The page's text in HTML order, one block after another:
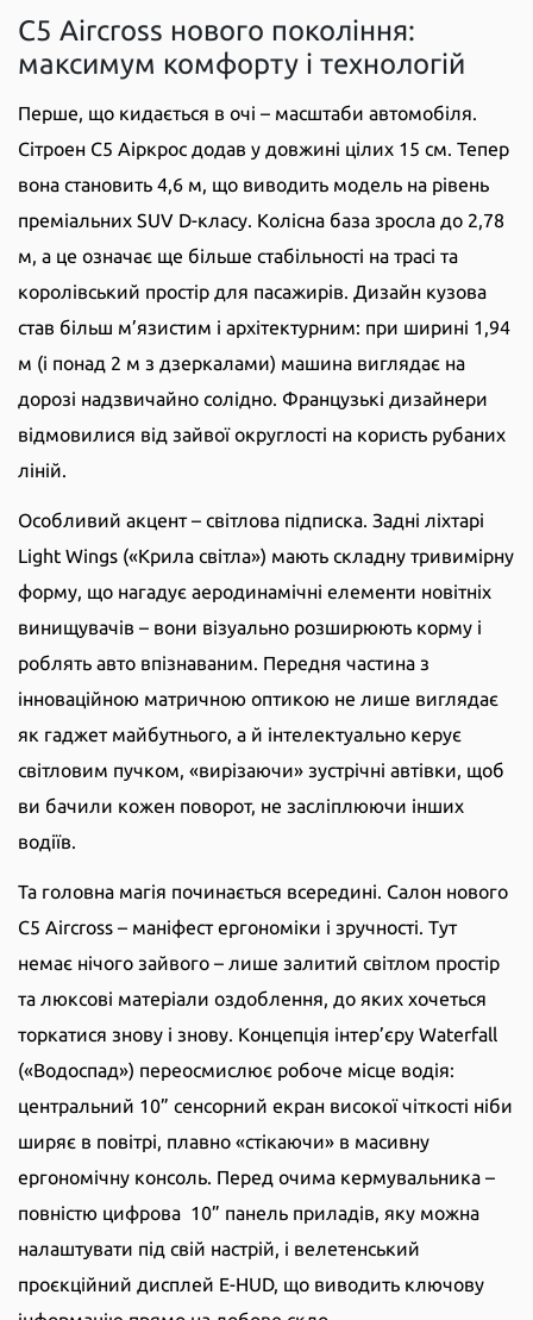
C5 Aircross нового покоління:
максимум комфорту і технологій
Перше, що кидається в очі – масштаби автомобіля.
Сітроен С5 Аіркрос додав у довжині цілих 15 см. Тепер
вона становить 4,6 м, що виводить модель на рівень
преміальних SUV D-класу. Колісна база зросла до 2,78
м, а це означає ще більше стабільності на трасі та
королівський простір для пасажирів. Дизайн кузова
став більш м’язистим і архітектурним: при ширині 1,94
м (і понад 2 м з дзеркалами) машина виглядає на
дорозі надзвичайно солідно. Французькі дизайнери
відмовилися від зайвої округлості на користь рубаних
ліній.
Особливий акцент – світлова підписка. Задні ліхтарі
Light Wings («Крила світла») мають складну тривимірну
форму, що нагадує аеродинамічні елементи новітніх
винищувачів – вони візуально розширюють корму і
роблять авто впізнаваним. Передня частина з
інноваційною матричною оптикою не лише виглядає
як гаджет майбутнього, а й інтелектуально керує
світловим пучком, «вирізаючи» зустрічні автівки, щоб
ви бачили кожен поворот, не засліплюючи інших
водіїв.
Та головна магія починається всередині. Салон нового
C5 Aircross – маніфест ергономіки і зручності. Тут
немає нічого зайвого – лише залитий світлом простір
та люксові матеріали оздоблення, до яких хочеться
торкатися знову і знову. Концепція інтер’єру Waterfall
(«Водоспад») переосмислює робоче місце водія:
центральний 10” сенсорний екран високої чіткості ніби
ширяє в повітрі, плавно «стікаючи» в масивну
ергономічну консоль. Перед очима кермувальника –
повністю цифрова 10” панель приладів, яку можна
налаштувати під свій настрій, і велетенський
проєкційний дисплей E-HUD, що виводить ключову